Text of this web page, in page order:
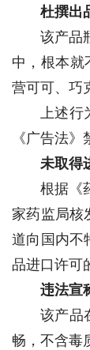
杜撰出
该产品
中，根本就
营可可、巧
上述行
《广告法
未取得
根据《
家药监局核
道向国内不
品进口许可
违法宣
该产品
畅，不含毒